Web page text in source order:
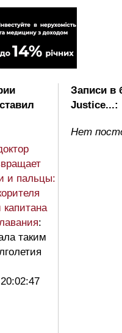
и пальцы:
:
таким
Записи в
Justice...:
Нет